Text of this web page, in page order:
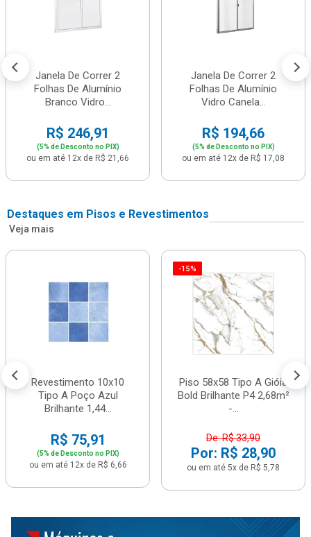
Janela De Correr 2
Folhas De Alumínio
Branco Vidro...
R$ 246,91
(5% de Desconto no PIX)
ou em até 12x de R$ 21,66
Janela De Correr 2
Folhas De Alumínio
Vidro Canela...
R$ 194,66
(5% de Desconto no PIX)
ou em até 12x de R$ 17,08
Destaques em Pisos e Revestimentos
Veja mais
Revestimento 10x10
Tipo A Poço Azul
Brilhante 1,44...
R$ 75,91
(5% de Desconto no PIX)
ou em até 12x de R$ 6,66
-15%
Piso 58x58 Tipo A Gióia
Bold Brilhante P4 2,68m²
-...
De: R$ 33,90
Por: R$ 28,90
ou em até 5x de R$ 5,78